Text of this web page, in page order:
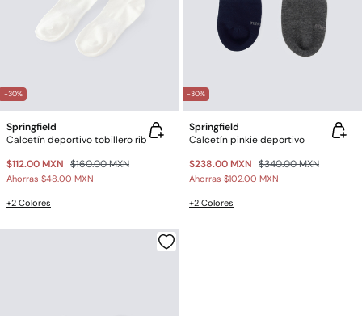
-30%
Springfield
Calcetín deportivo tobillero rib
$112.00 MXN $160.00 MXN
Ahorras $48.00 MXN
+2 Colores
-30%
Springfield
Calcetín pinkie deportivo
$238.00 MXN $340.00 MXN
Ahorras $102.00 MXN
+2 Colores